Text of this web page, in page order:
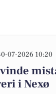
07-2026 10:20
i Nexø